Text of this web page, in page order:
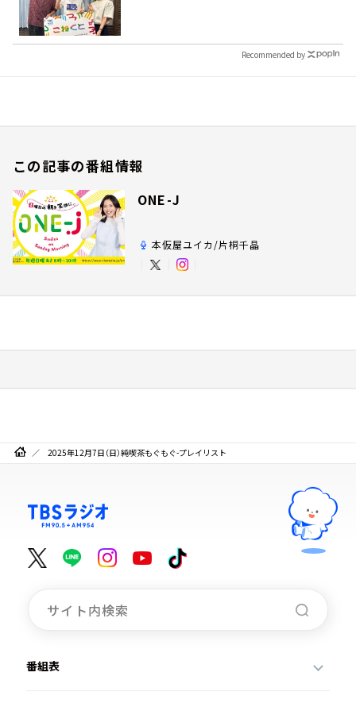
Recommended by
この記事の番組情報
ONE-J
本仮屋ユイカ/片桐千晶
2025年12月7日（日）純喫茶もぐもぐ-プレイリスト
番組表